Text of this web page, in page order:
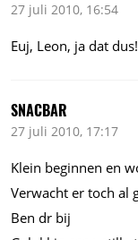
27 juli 2010, 16:54
Euj, Leon, ja dat dus!
SNACBAR
27 juli 2010, 17:17
Klein beginnen en
Verwacht er toch al
Ben dr bij